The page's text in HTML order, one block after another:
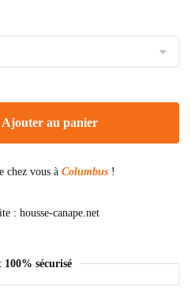
Ajouter au panier
chez vous à Columbus !
100% sécurisé